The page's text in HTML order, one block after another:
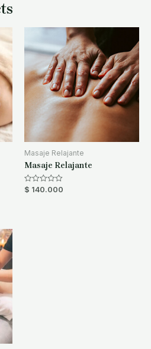
Masaje Relajante
Masaje Relajante​
Rated
$ 140.000